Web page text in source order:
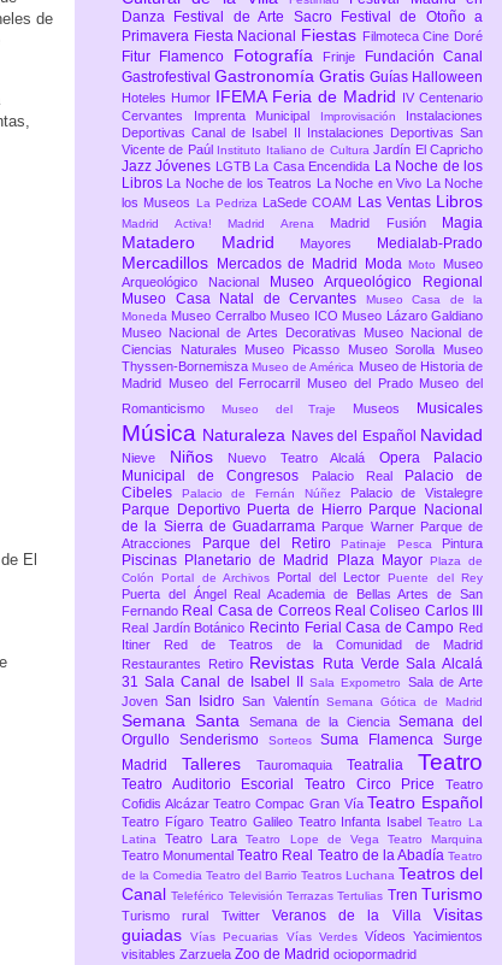
de
de El
Danza
Festival de Arte Sacro
Festival de Otoño a
Primavera Fiesta Nacional Fiestas Filmoteca Cine Doré
Fitur Flamenco Fotografía Frinje
Fundación Canal
Gastrofestival Gastronomía Gratis Guías Halloween
Hoteles Humor IFEMA Feria de Madrid
IV Centenario
Cervantes
Imprenta Municipal Improvisación
Instalaciones
Deportivas Canal de Isabel II
Instalaciones Deportivas San
Vicente de Paúl
Instituto Italiano de CulturaJardín El Capricho
JazzJóvenes LGTB La Casa Encendida La Noche de los
Libros
La Noche de los Teatros La Noche en Vivo
La Noche
los Museos
La Pedriza LaSede COAM Las Ventas Libros
Madrid Activa! Madrid Arena Madrid Fusión Magia
Matadero Madrid Mayores Medialab-Prado
Mercadillos Mercados de Madrid ModaMoto Museo
Arqueológico Nacional
Museo Arqueológico Regional
Museo Casa Natal de Cervantes
Museo Casa de la
Moneda Museo Cerralbo Museo ICO Museo Lázaro Galdiano
Museo Nacional de Artes Decorativas Museo Nacional de
Ciencias Naturales Museo Picasso Museo Sorolla Museo
Thyssen-BornemiszaMuseo de América Museo de Historia de
Madrid
Museo del Ferrocarril Museo del Prado Museo del
Romanticismo
Museo del Traje Museos Musicales
Música Naturaleza Naves del Español Navidad
Nieve Niños Nuevo Teatro Alcalá Opera
Palacio
Municipal de Congresos
Palacio Real
Palacio de
Cibeles
Palacio de Fernán Núñez Palacio de Vistalegre
Parque Deportivo Puerta de Hierro Parque Nacional
de la Sierra de Guadarrama Parque Warner Parque de
Atracciones
Parque del Retiro Patinaje Pesca Pintura
Piscinas Planetario de Madrid Plaza Mayor
Plaza de
Colón Portal de Archivos Portal del LectorPuente del Rey
Puerta del Ángel
Real Academia de Bellas Artes de San
Fernando Real Casa de Correos Real Coliseo Carlos III
Real Jardín Botánico Recinto Ferial Casa de Campo Red
Itiner
Red de Teatros de la Comunidad de Madrid
Restaurantes
Retiro Revistas Ruta VerdeSala Alcalá
31Sala Canal de Isabel IISala Expometro Sala de Arte
JovenSan IsidroSan Valentín Semana Gótica de Madrid
Semana Santa Semana de la Ciencia Semana del
Orgullo Senderismo SorteosSuma FlamencaSurge
Madrid Talleres Tauromaquia Teatralia Teatro
Teatro Auditorio Escorial Teatro Circo Price Teatro
Cofidis AlcázarTeatro Compac Gran Vía Teatro Español
Teatro Fígaro Teatro Galileo Teatro Infanta IsabelTeatro La
Latina Teatro LaraTeatro Lope de Vega Teatro Marquina
Teatro Monumental Teatro Real Teatro de la Abadía Teatro
de la Comedia Teatro del Barrio Teatros Luchana Teatros del
CanalTeleférico TelevisiónTerrazasTertulias Tren Turismo
Turismo rural Twitter Veranos de la VillaVisitas
guiadasVías Pecuarias Vías Verdes VídeosYacimientos
visitables Zarzuela Zoo de Madrid ociopormadrid